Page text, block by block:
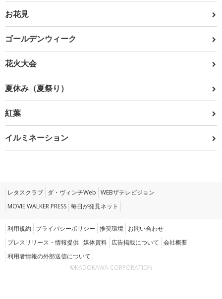
お花見
ゴールデンウィーク
花火大会
夏休み（夏祭り）
紅葉
イルミネーション
レタスクラブ ダ・ヴィンチWeb WEBザテレビジョン
MOVIE WALKER PRESS 毎日が発見ネット
利用規約 プライバシーポリシー 推奨環境 お問い合わせ
プレスリリース・情報提供 媒体資料 広告掲載について 会社概要
利用者情報の外部送信について
©KADOKAWA CORPORATION